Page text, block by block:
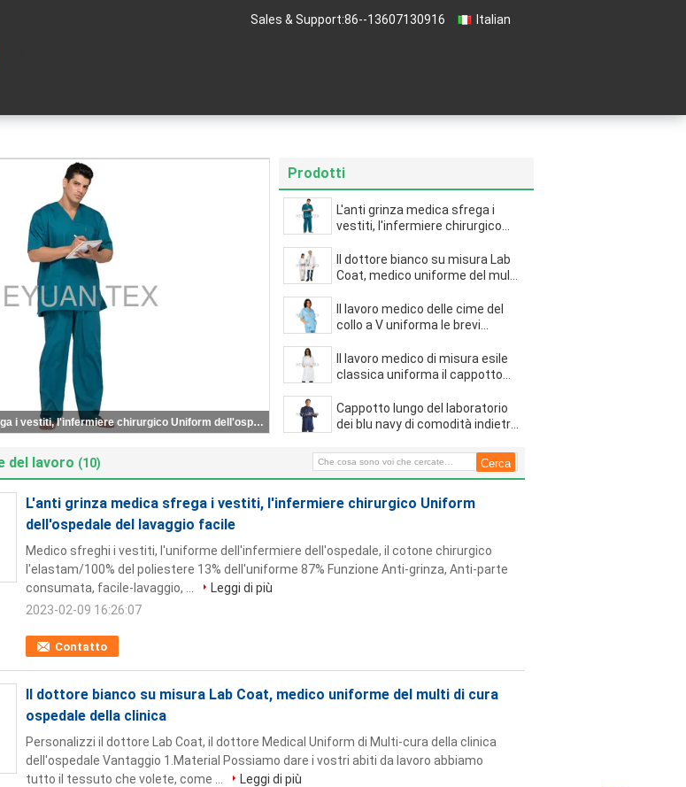
Italian
Sales & Support:86--13607130916
L'anti grinza medica sfrega i vestiti, l'infermiere chirurgico Uniform dell'ospedale del lavaggio facile
Prodotti
L'anti grinza medica sfrega i
vestiti, l'infermiere chirurgico
lavaggio facile
Il dottore bianco su misura Lab
Coat, medico uniforme del multi
Il lavoro medico delle cime del
collo a V uniforma le brevi
inclinate fondo
Il lavoro medico di misura esile
classica uniforma il cappotto
e saia eccellente
Cappotto lungo del laboratorio
dei blu navy di comodità indietro
il lavoro del magazzino
del lavoro (10)
L'anti grinza medica sfrega i vestiti, l'infermiere chirurgico Uniform
dell'ospedale del lavaggio facile
Contatto
Medico sfreghi i vestiti, l'uniforme dell'infermiere dell'ospedale, il cotone chirurgico
l'elastam/100% del poliestere 13% dell'uniforme 87% Funzione Anti-grinza, Anti-parte
consumata, facile-lavaggio, ...
Leggi di più
2023-02-09 16:26:07
Il dottore bianco su misura Lab Coat, medico uniforme del multi di cura
ospedale della clinica
Personalizzi il dottore Lab Coat, il dottore Medical Uniform di Multi-cura della clinica
dell'ospedale Vantaggio 1.Material Possiamo dare i vostri abiti da lavoro abbiamo
tutto il tessuto che volete, come ...
Leggi di più